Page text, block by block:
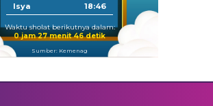
Isya 18:46
Waktu sholat berikutnya dalam:
0 jam 27 menit 45 detik
Sumber: Kemenag